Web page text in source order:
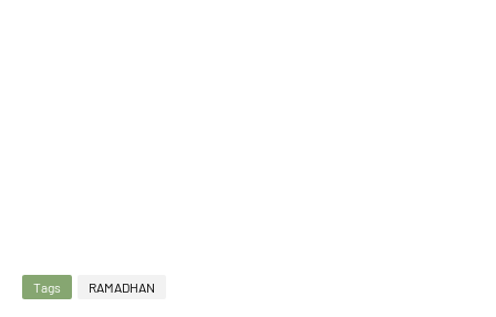
Tags RAMADHAN